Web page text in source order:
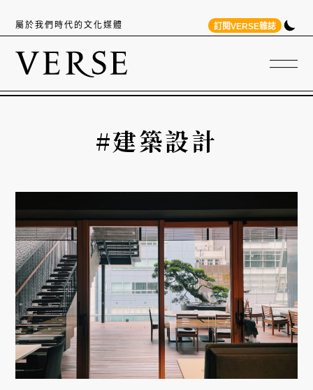
屬於我們時代的文化媒體 訂閱VERSE雜誌
#建築設計